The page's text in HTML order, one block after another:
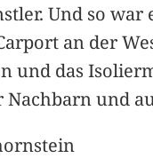
Und so war
an der
und das
Nachbarn und